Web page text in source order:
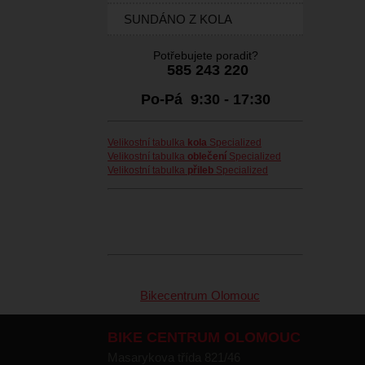
SUNDÁNO Z KOLA
Potřebujete poradit?
585 243 220
Po-Pá 9:30 - 17:30
Velikostní tabulka kola Specialized
Velikostní tabulka oblečení Specialized
Velikostní tabulka přileb Specialized
Bikecentrum Olomouc
BIKE CENTRUM OLOMOUC